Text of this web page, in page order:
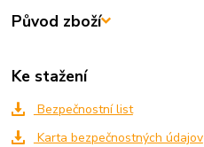
Původ zboží
Ke stažení
Bezpečnostní list
Karta bezpečnostných údajov